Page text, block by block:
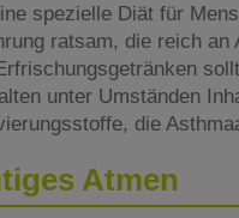
spezielle Diät für
ratsam, die reich an
unter Umständen
die
Atmen